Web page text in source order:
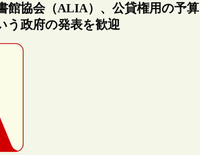
館協会（ALIA）、公貸権用の予
う政府の発表を歓迎